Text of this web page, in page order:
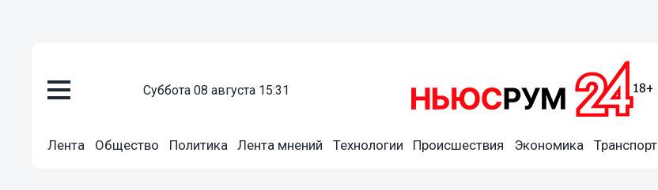
суббота 08 августа 15:31
Лента Общество Политика Лента мнений Технологии Происшествия Экономика Транспорт
По факту отравления газом матери и ребенка в Городце